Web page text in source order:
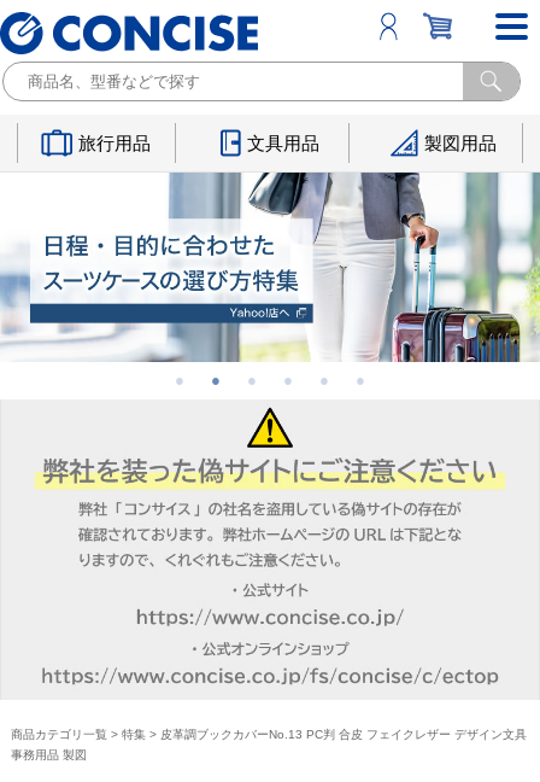
旅行用品 文具用品 製図用品
商品カテゴリ一覧 > 特集> 皮革調ブックカバーNo.13 PC判 合皮 フェイクレザー デザイン文具
事務用品 製図